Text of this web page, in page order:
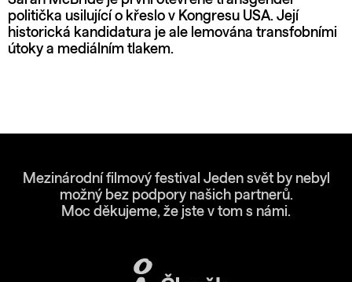
politička usilující o křeslo v Kongresu USA. Její
historická kandidatura je ale lemována transfobními
útoky a mediálním tlakem.
Mezinárodní filmový festival Jeden svět by nebyl
možný bez podpory našich partnerů.
Moc děkujeme, že jste v tom s námi.